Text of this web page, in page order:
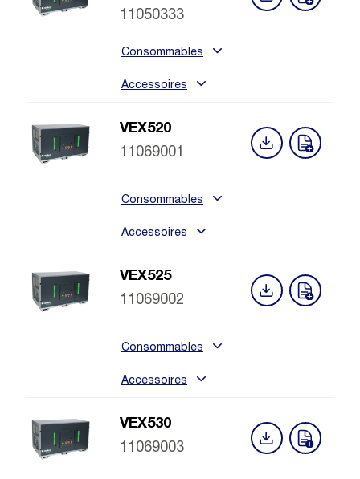
11050333
Consommables
Accessoires
VEX520
11069001
Consommables
Accessoires
VEX525
11069002
Consommables
Accessoires
VEX530
11069003